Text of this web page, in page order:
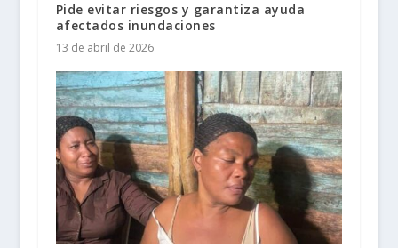
Pide evitar riesgos y garantiza ayuda
afectados inundaciones
13 de abril de 2026